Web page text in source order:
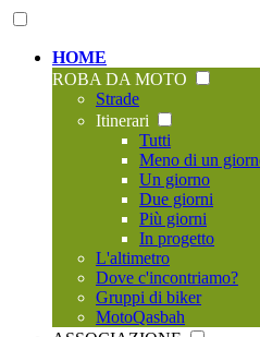
HOME
ROBA DA MOTO
Strade
Itinerari
Tutti
Meno di un
Un giorno
Due giorni
Più giorni
In progetto
L'altimetro
Dove c'incontriamo?
Gruppi di biker
MotoQasbah